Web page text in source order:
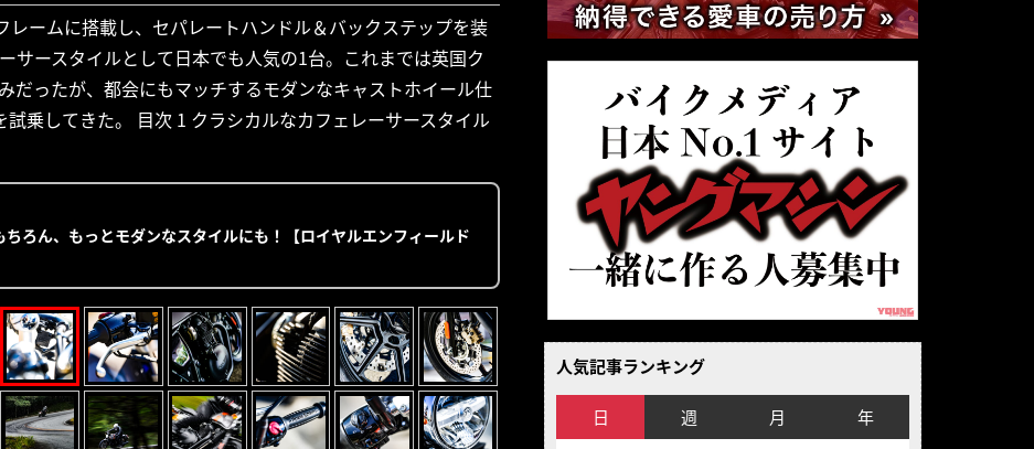
ームに搭載し、セパレートハンドル＆バックステップを装
サースタイルとして日本でも人気の1台。これまでは英国ク
だったが、都会にもマッチするモダンなキャストホイール仕
乗してきた。 目次 1 クラシカルなカフェレーサースタイル
ろん、もっとモダンなスタイルにも！【ロイヤルエンフィールド
人気記事ランキング
日 週 月 年